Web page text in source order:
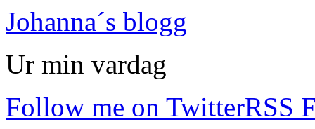
Johanna´s blogg
Ur min vardag
Follow me on TwitterRSS